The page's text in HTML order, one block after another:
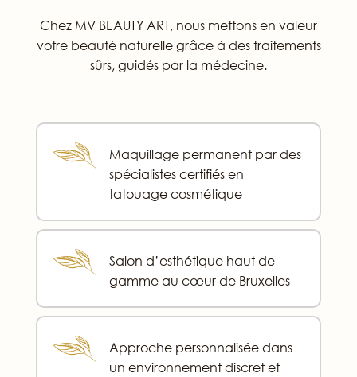
Chez MV BEAUTY ART, nous mettons en valeur
votre beauté naturelle grâce à des traitements
sûrs, guidés par la médecine.
Maquillage permanent par des
spécialistes certifiés en
tatouage cosmétique
Salon d’esthétique haut de
gamme au cœur de Bruxelles
Approche personnalisée dans
un environnement discret et